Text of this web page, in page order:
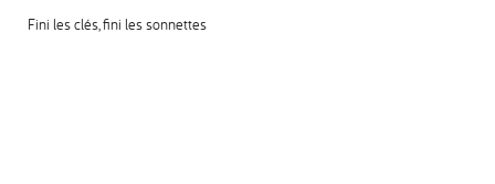
Fini les clés, fini les sonnettes